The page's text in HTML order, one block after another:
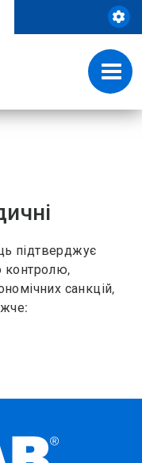
підтверджує
контролю,
санкцій,